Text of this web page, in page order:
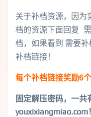
关于补档资源，因为
档的资源下面回复
档，如果看到 需要
补档链接！
每个补档链接奖励6
固定解压密码，一共
youxixiangmiao.com